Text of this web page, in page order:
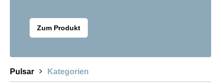
Zum Produkt
Pulsar Kategorien